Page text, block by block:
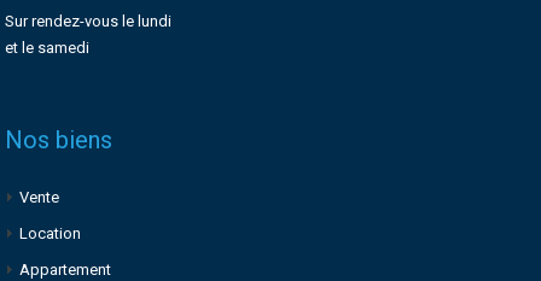
Sur rendez-vous le lundi
et le samedi
Nos biens
Vente
Location
Appartement